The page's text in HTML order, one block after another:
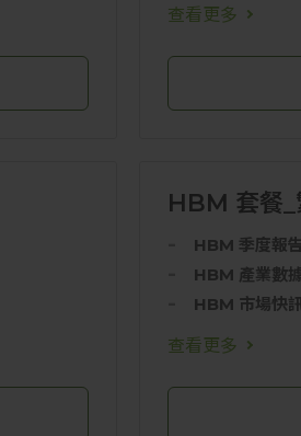
查看更多
HBM 套餐_
HBM 季度報告
HBM 產業數
HBM 市場快
查看更多